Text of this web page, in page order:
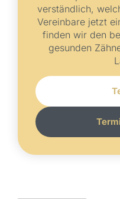
verständlich,
Vereinbare jetzt
finden wir den
gesunden